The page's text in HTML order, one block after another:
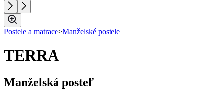
Postele a matrace>Manželské postele
TERRA
Manželská posteľ